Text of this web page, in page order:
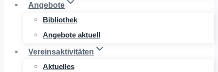
Angebote
Bibliothek
Angebote aktuell
Vereinsaktivitäten
Aktuelles